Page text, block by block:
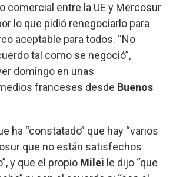
comercial entre la UE y Mercosur
lo que pidió renegociarlo para
aceptable para todos. “No
tal como se negoció”,
domingo en unas
franceses desde Buenos
ha “constatado” que hay “varios
que no están satisfechos
y que el propio Milei le dijo “que